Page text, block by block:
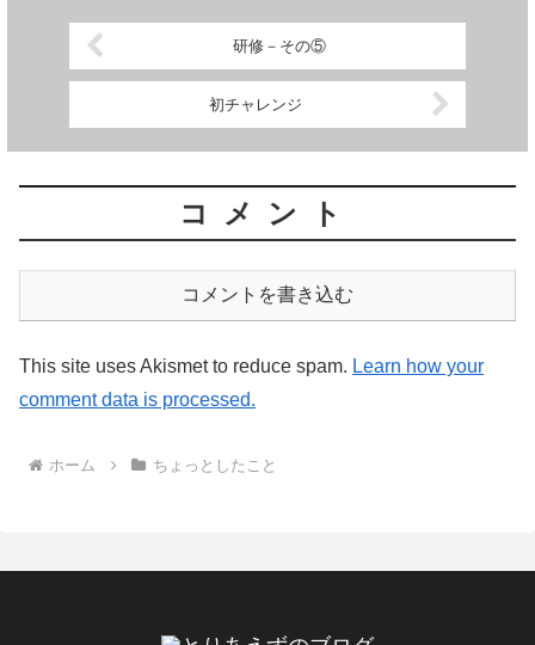
研修－その⑤
初チャレンジ
コメント
コメントを書き込む
This site uses Akismet to reduce spam. Learn how your
comment data is processed.
ホーム ちょっとしたこと